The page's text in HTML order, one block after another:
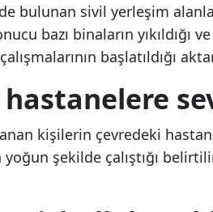
İzmir
Kars
Kırklareli
bulunan sivil yerleşim
bazı binaların yıkıldığı
başlatıldığı
hastanelere
kişilerin çevredeki
şekilde çalıştığı